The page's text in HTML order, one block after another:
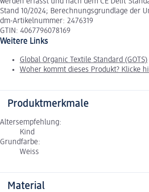
Stand 10/2024; Berechnungsgrundlage der
dm-Artikelnummer: 2476319
GTIN: 4067796078169
Weitere Links
Global Organic Textile Standard (GOTS)
Woher kommt dieses Produkt? Klicke
Produktmerkmale
Altersempfehlung:
Kind
Grundfarbe:
Weiss
Material